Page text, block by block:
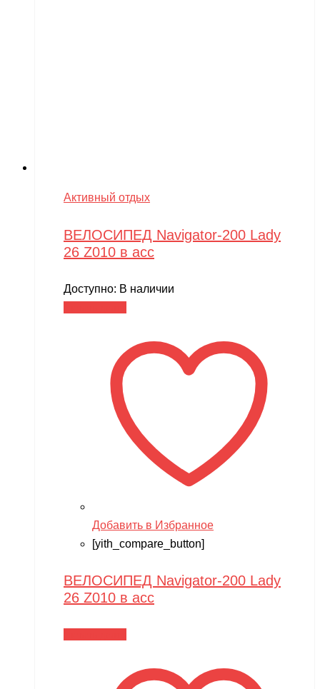
Активный отдых
ВЕЛОСИПЕД Navigator-200 Lady
26 Z010 в асс
Доступно: В наличии
Добавить в Избранное
[yith_compare_button]
ВЕЛОСИПЕД Navigator-200 Lady
26 Z010 в асс